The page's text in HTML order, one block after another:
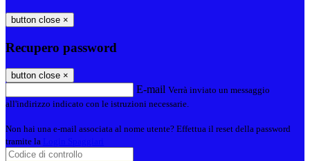
button close ×
Recupero password
button close ×
E-mail Verrà inviato un messaggio
all'indirizzo indicato con le istruzioni necessarie.
Non hai una e-mail associata al nome utente? Effettua il reset della password
tramite la